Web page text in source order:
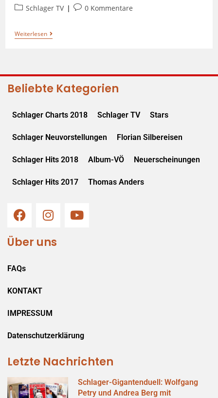
Schlager TV
0 Kommentare
Weiterlesen
Beliebte Kategorien
Schlager Charts 2018 Schlager TV Stars
Schlager Neuvorstellungen Florian Silbereisen
Schlager Hits 2018 Album-VÖ Neuerscheinungen
Schlager Hits 2017 Thomas Anders
Über uns
FAQs
KONTAKT
IMPRESSUM
Datenschutzerklärung
Letzte Nachrichten
Schlager-Gigantenduell: Wolfgang
Petry und Andrea Berg mit